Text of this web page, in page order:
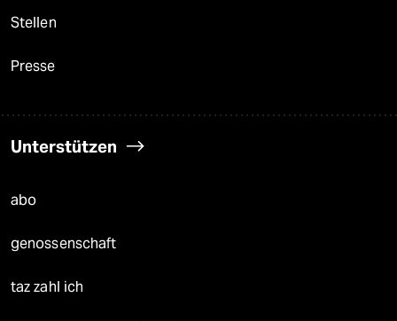
Stellen
Presse
Unterstützen
abo
genossenschaft
taz zahl ich